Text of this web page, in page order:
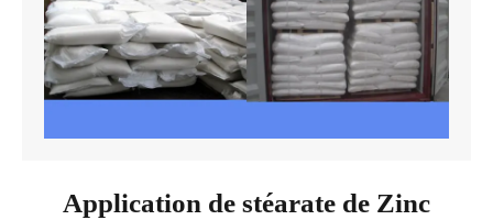
Application de stéarate de Zinc